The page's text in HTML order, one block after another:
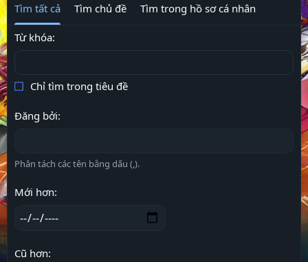
Tìm tất cả Tìm chủ đề Tìm trong hồ sơ cá nhân
Từ khóa
Chỉ tìm trong tiêu đề
Đăng bởi
Phân tách các tên bằng dấu (,).
Mới hơn
Cũ hơn